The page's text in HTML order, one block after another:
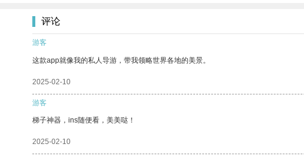
评论
游客
这款app就像我的私人导游，带我领略世界各地的美景。
2025-02-10
游客
梯子神器，ins随便看，美美哒！
2025-02-10